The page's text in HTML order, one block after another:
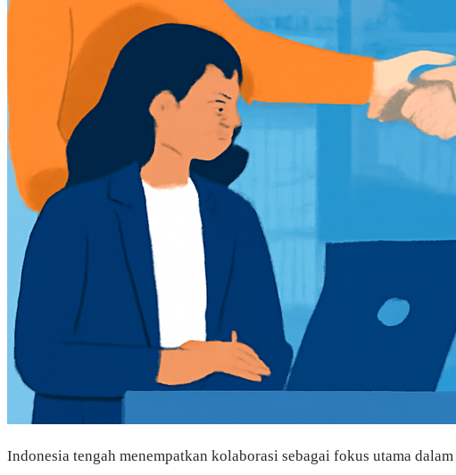
Indonesia tengah menempatkan kolaborasi sebagai fokus utama